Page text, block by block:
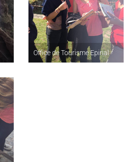
Office de Tourisme Epinal